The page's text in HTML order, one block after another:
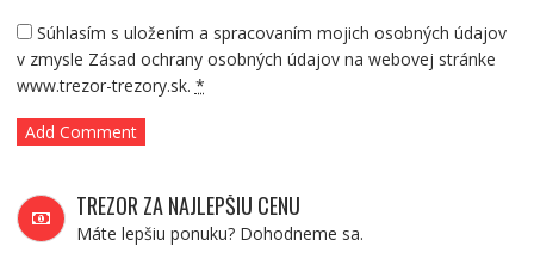
Súhlasím s uložením a spracovaním mojich osobných údajov
v zmysle Zásad ochrany osobných údajov na webovej stránke
www.trezor-trezory.sk. *
TREZOR ZA NAJLEPŠIU CENU
Máte lepšiu ponuku? Dohodneme sa.